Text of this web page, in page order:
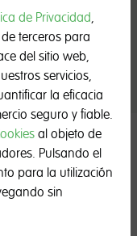
para que
financieros
cual sea
de Privacidad,
terceros para
del sitio web,
servicios,
la eficacia
seguro y fiable.
al objeto de
Pulsando el
para la utilización
sin